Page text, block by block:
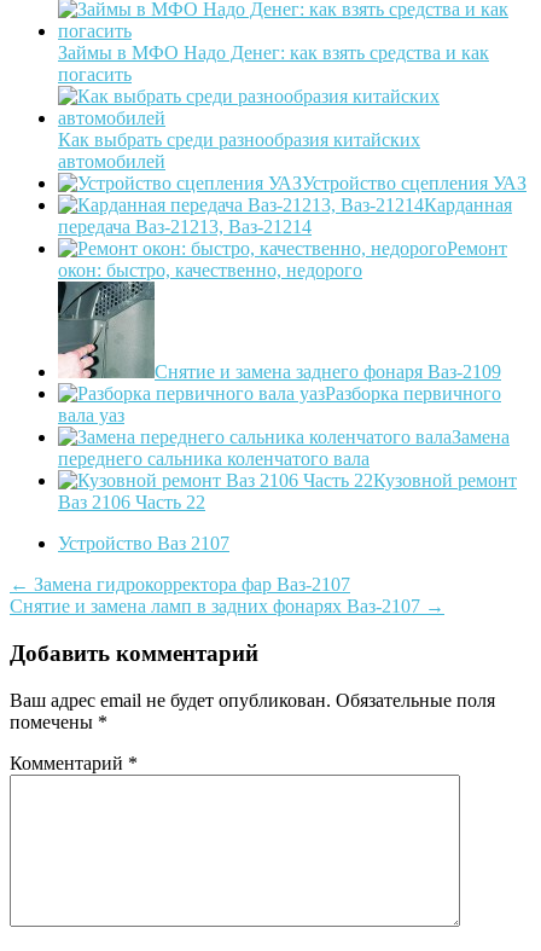
Займы в МФО Надо Денег: как взять средства и как
погасить
Как выбрать среди разнообразия китайских
автомобилей
Устройство сцепления УАЗ
Карданная
передача Ваз-21213, Ваз-21214
Ремонт
окон: быстро, качественно, недорого
Снятие и замена заднего фонаря Ваз-2109
Разборка первичного
вала уаз
Замена
переднего сальника коленчатого вала
Кузовной ремонт
Ваз 2106 Часть 22
Устройство Ваз 2107
Post
navigation
← Замена гидрокорректора фар Ваз-2107
Снятие и замена ламп в задних фонарях Ваз-2107 →
Добавить комментарий
Ваш адрес email не будет опубликован. Обязательные поля
помечены *
Комментарий *